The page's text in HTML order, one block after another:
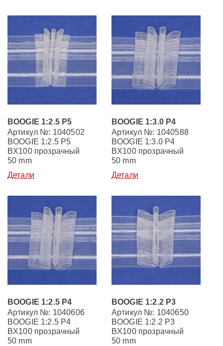
BOOGIE 1:2.5 P5
Артикул №: 1040502
BOOGIE 1:2.5 P5
BX100 прозрачный
50 mm
Детали
BOOGIE 1:3.0 P4
Артикул №: 1040588
BOOGIE 1:3.0 P4
BX100 прозрачный
50 mm
Детали
BOOGIE 1:2.5 P4
Артикул №: 1040606
BOOGIE 1:2.5 P4
BX100 прозрачный
50 mm
BOOGIE 1:2.2 P3
Артикул №: 1040650
BOOGIE 1:2.2 P3
BX100 прозрачный
50 mm